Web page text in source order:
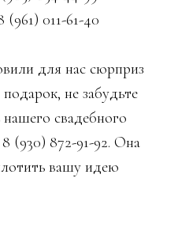
(961) 011-61-40
для нас сюрприз
не забудьте
свадебного
(930) 872-91-92. Она
вашу идею